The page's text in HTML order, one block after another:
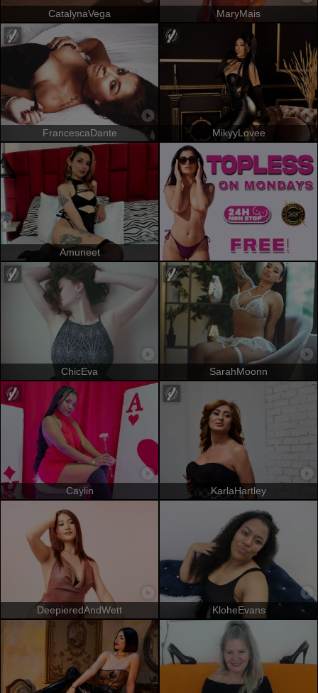
CatalynaVega MaryMais
FrancescaDante MikyyLovee
Amuneet
ChicEva SarahMoonn
Caylin KarlaHartley
DeepieredAndWett KloheEvans